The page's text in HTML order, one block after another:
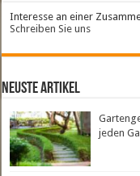
Interesse an einer
Schreiben Sie uns
neuste Artikel
jeden